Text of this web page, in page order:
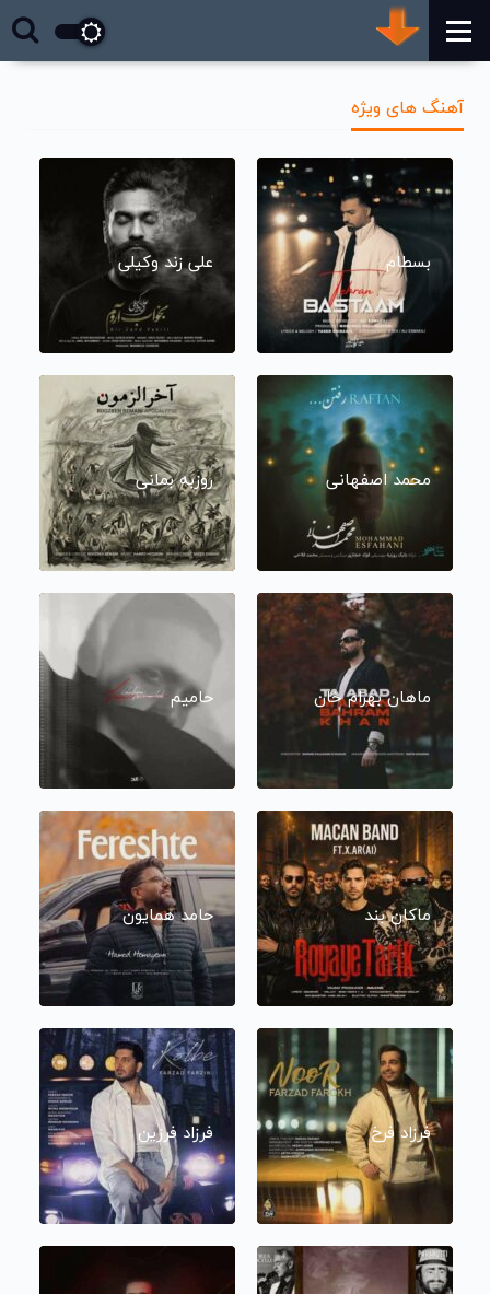
آهنگ های ویژه
بسطام علی زند وکیلی
محمد اصفهانی روزبه بمانی
ماهان بهرام خان حامیم
ماکان بند حامد همایون
فرزاد فرخ فرزاد فرزین